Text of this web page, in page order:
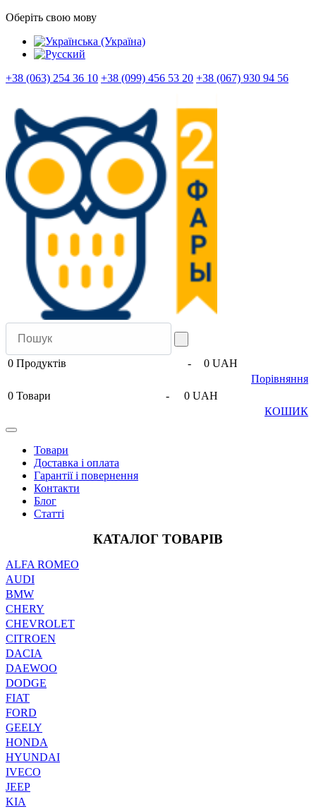
Оберіть свою мову
+38 (063) 254 36 10 +38 (099) 456 53 20 +38 (067) 930 94 56
0 Продуктів -
0 UAH
Порівняння
0 Товари -
0 UAH
КОШИК
Товари
Доставка і оплата
Гарантії і повернення
Контакти
Блог
Статті
КАТАЛОГ ТОВАРІВ
ALFA ROMEO
AUDI
BMW
CHERY
CHEVROLET
CITROEN
DACIA
DAEWOO
DODGE
FIAT
FORD
GEELY
HONDA
HYUNDAI
IVECO
JEEP
KIA